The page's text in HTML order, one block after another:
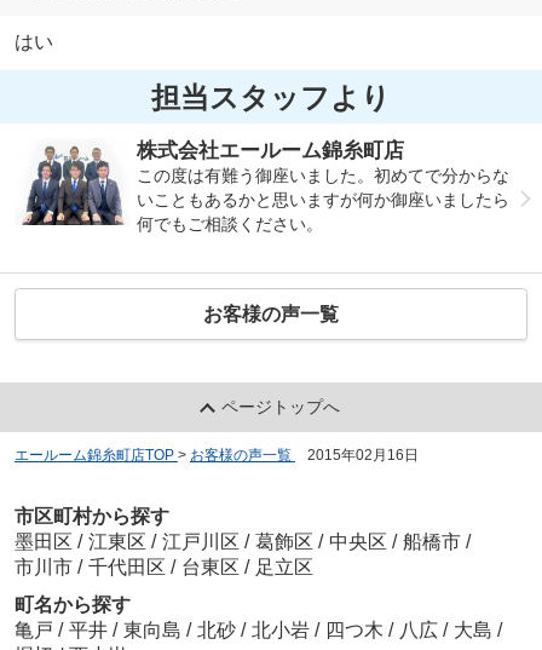
はい
担当スタッフより
株式会社エールーム錦糸町店
この度は有難う御座いました。初めてで分からな
いこともあるかと思いますが何か御座いましたら
何でもご相談ください。
お客様の声一覧
ページトップへ
エールーム錦糸町店TOP > お客様の声一覧 2015年02月16日
市区町村から探す
墨田区 / 江東区 / 江戸川区 / 葛飾区 / 中央区 / 船橋市 /
市川市 / 千代田区 / 台東区 / 足立区
町名から探す
亀戸 / 平井 / 東向島 / 北砂 / 北小岩 / 四つ木 / 八広 / 大島 /